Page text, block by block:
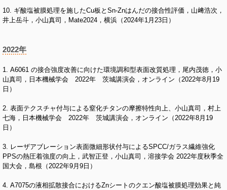
10. ギ酸塩被膜処理を施したCu板とSn-Znはんだの接合性評価，山﨑浩次，
井上岳斗，小山真司，Mate2024，横浜（2024年1月23日）
2022年
1. A6061 の接合強度改善に向けた環境調和型表面改質処理，尾内茂徳，小
山真司，日本機械学会 2022年 茨城講演会，オンライン（2022年8月19
日）
2. 表面テクスチャ付与による窒化チタンの摩擦特性向上、小山真司，村上
七海，日本機械学会 2022年 茨城講演会，オンライン（2022年8月19
日）
3. レーザアブレーション表面微細形状付与によるSPCC/ガラス繊維強化
PPSの熱圧着強度の向上，武智正登，小山真司，溶接学会 2022年度秋季全
国大会，島根（2022年9月9日）
4. A7075の液相拡散接合におけるZnシートのクエン酸塩被膜処理効果と純